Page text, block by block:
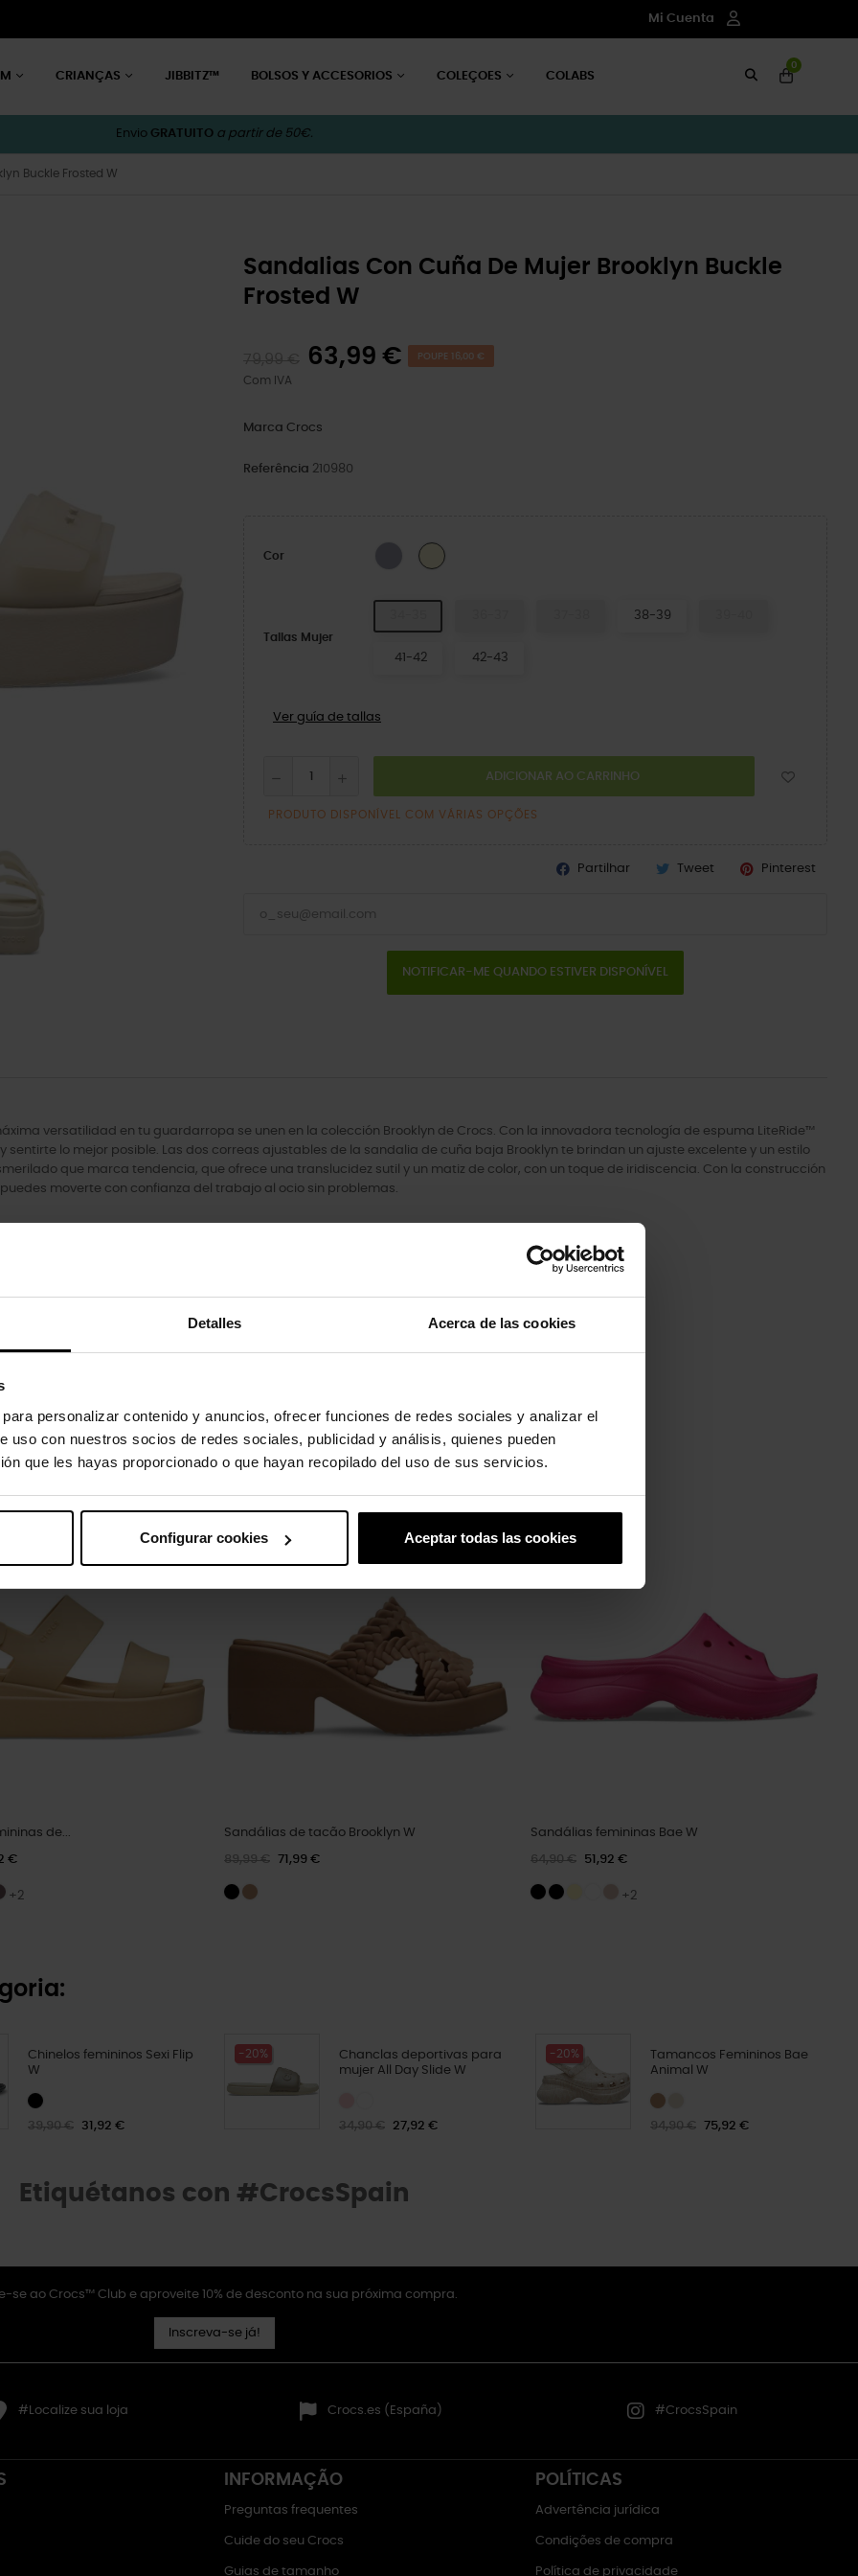
Detalles Acerca de las cookies
personalizar contenido y anuncios, ofrecer funciones de redes sociales y analizar el
uso con nuestros socios de redes sociales, publicidad y análisis, quienes pueden
que les hayas proporcionado o que hayan recopilado del uso de sus servicios.
Configurar cookies Aceptar todas las cookies
Mi Cuenta
CRIANÇAS JIBBITZ™ BOLSOS Y ACCESORIOS COLEÇOES COLABS
0
Envio GRATUITO a partir de 50€.
Buckle Frosted W
Sandalias Con Cuña De Mujer Brooklyn Buckle
Frosted W
63,99 € POUPE 16,00 €
Com IVA
Marca Crocs
Referência 210980
Cor Purple MoonSandstone
Tallas Mujer
38-39
41-42 42-43
Ver guía de tallas
ADICIONAR AO CARRINHO
PRODUTO DISPONÍVEL COM VÁRIAS OPÇÕES
Partilhar Tweet Pinterest
NOTIFICAR-ME QUANDO ESTIVER DISPONÍVEL
versatilidad en tu guardarropa se unen en la colección Brooklyn de Crocs. Con la innovadora tecnología de espuma LiteRide™
lo mejor posible. Las dos correas ajustables de la sandalia de cuña baja Brooklyn te brindan un ajuste excelente y un estilo
que marca tendencia, que ofrece una translucidez sutil y un matiz de color, con un toque de iridiscencia. Con la construcción
moverte con confianza del trabajo al ocio sin problemas.
superior durante todo el día
el primer día
também compraram:
de...
€
+2
-20%
Sandálias de tacão Brooklyn W
89,99 € 71,99 €
-20%
Sandálias femininas Bae W
64,90 € 51,92 €
+2
Chinelos femininos Sexi Flip
W
39,90 € 31,92 €
-20%
Chanclas deportivas para
mujer All Day Slide W
34,90 € 27,92 €
-20%
Tamancos Femininos Bae
Animal W
94,90 € 75,92 €
Etiquétanos con #CrocsSpain
se ao Crocs™ Club e aproveite 10% de desconto na sua próxima compra.
Inscreva-se já!
#Localize sua loja Crocs.es (España) #CrocsSpain
INFORMAÇÃO
Preguntas frequentes
Cuide do seu Crocs
Guias de tamanho
POLÍTICAS
Advertência jurídica
Condições de compra
Política de privacidade